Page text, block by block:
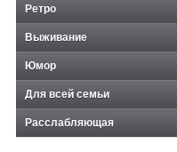
Ретро
Выживание
Юмор
Для всей семьи
Расслабляющая